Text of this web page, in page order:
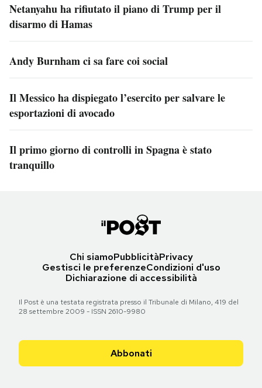
Netanyahu ha rifiutato il piano di Trump per il
disarmo di Hamas
Andy Burnham ci sa fare coi social
Il Messico ha dispiegato l’esercito per salvare le
esportazioni di avocado
Il primo giorno di controlli in Spagna è stato
tranquillo
Chi siamoPubblicitàPrivacy
Gestisci le preferenzeCondizioni d'uso
Dichiarazione di accessibilità
Il Post è una testata registrata presso il Tribunale di Milano, 419 del
28 settembre 2009 - ISSN 2610-9980
Abbonati